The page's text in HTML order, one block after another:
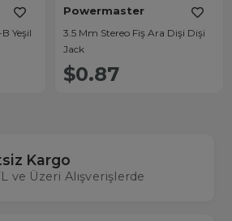
Yeşil
Powermaster
3.5 Mm Stereo Fiş Ara Dişi Dişi
Jack
$0.87
Kargo
ve Üzeri Alışverişlerde